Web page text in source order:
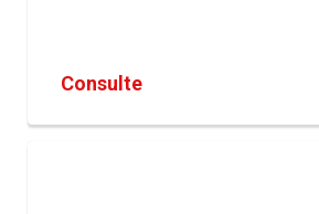
Consulte